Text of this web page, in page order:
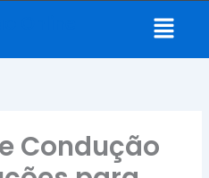
Menu
Condução